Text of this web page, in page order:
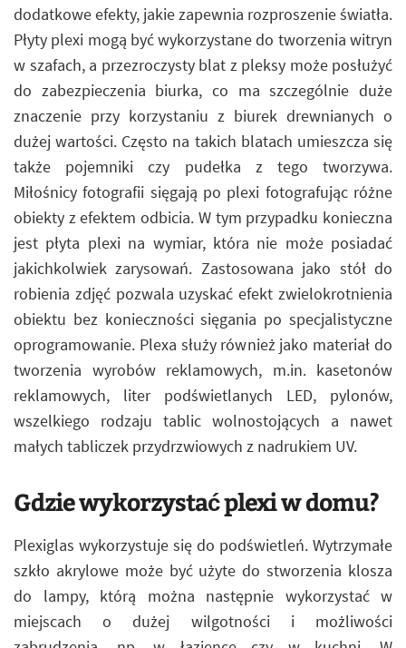
dodatkowe efekty, jakie zapewnia rozproszenie światła.
Płyty plexi mogą być wykorzystane do tworzenia witryn
w szafach, a przezroczysty blat z pleksy może posłużyć
do zabezpieczenia biurka, co ma szczególnie duże
znaczenie przy korzystaniu z biurek drewnianych o
dużej wartości. Często na takich blatach umieszcza się
także pojemniki czy pudełka z tego tworzywa.
Miłośnicy fotografii sięgają po plexi fotografując różne
obiekty z efektem odbicia. W tym przypadku konieczna
jest płyta plexi na wymiar, która nie może posiadać
jakichkolwiek zarysowań. Zastosowana jako stół do
robienia zdjęć pozwala uzyskać efekt zwielokrotnienia
obiektu bez konieczności sięgania po specjalistyczne
oprogramowanie. Plexa służy również jako materiał do
tworzenia wyrobów reklamowych, m.in. kasetonów
reklamowych, liter podświetlanych LED, pylonów,
wszelkiego rodzaju tablic wolnostojących a nawet
małych tabliczek przydrzwiowych z nadrukiem UV.
Gdzie wykorzystać plexi w domu?
Plexiglas wykorzystuje się do podświetleń. Wytrzymałe
szkło akrylowe może być użyte do stworzenia klosza
do lampy, którą można następnie wykorzystać w
miejscach o dużej wilgotności i możliwości